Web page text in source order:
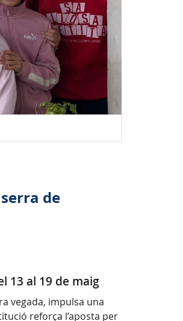
de
13 al 19 de maig
vegada, impulsa una
reforça l’aposta per